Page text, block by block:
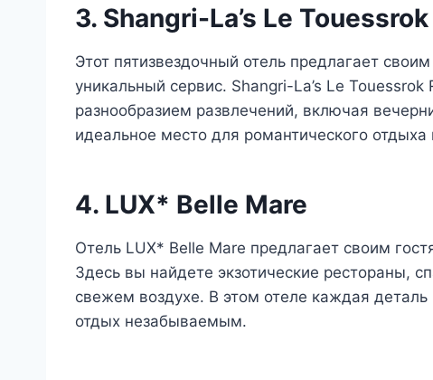
3. Shangri-La’s Le
Этот пятизвездочный отель предлагает
уникальный сервис. Shangri-La’s Le
разнообразием развлечений, включая
идеальное место для романтического
4. LUX* Belle Mare
Отель LUX* Belle Mare предлагает своим
Здесь вы найдете экзотические рестораны,
свежем воздухе. В этом отеле каждая
отдых незабываемым.